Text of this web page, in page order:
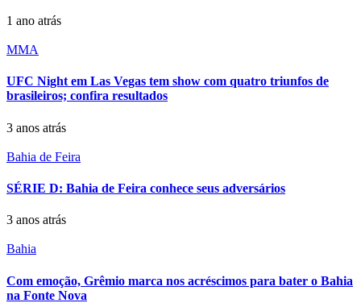
1 ano atrás
MMA
UFC Night em Las Vegas tem show com quatro triunfos de
brasileiros; confira resultados
3 anos atrás
Bahia de Feira
SÉRIE D: Bahia de Feira conhece seus adversários
3 anos atrás
Bahia
Com emoção, Grêmio marca nos acréscimos para bater o Bahia
na Fonte Nova